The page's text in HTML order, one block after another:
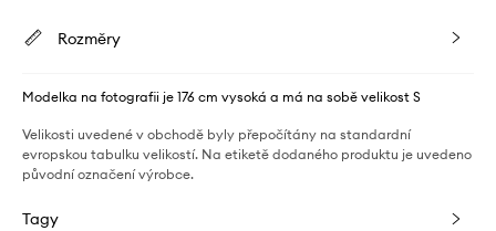
Rozměry
Modelka na fotografii je 176 cm vysoká a má na sobě velikost S
Velikosti uvedené v obchodě byly přepočítány na standardní
evropskou tabulku velikostí. Na etiketě dodaného produktu je uvedeno
původní označení výrobce.
Tagy